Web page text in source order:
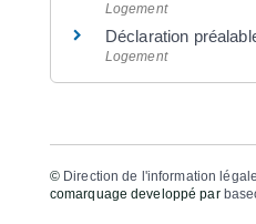
Logement
Déclaration
Logement
© Direction de l'information
comarquage developpé par